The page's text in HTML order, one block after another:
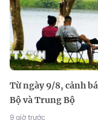
Từ ngày 9/8, cảnh
Bộ và Trung Bộ
9 giờ trước